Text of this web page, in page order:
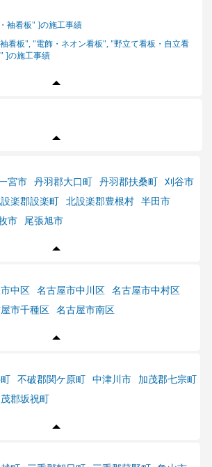
袖看板" ]の施工事績
看板", "電飾・ネオン看板", "野立て看板・自立看
]の施工事績
宮市 丹羽郡大口町 丹羽郡扶桑町
刈谷市
楽郡設楽町 北設楽郡豊根村
半田市
市 尾張旭市
中区 名古屋市中川区
名古屋市中村区
市千種区 名古屋市南区
不破郡関ケ原町 中津川市
加茂郡七宗町
郡坂祝町